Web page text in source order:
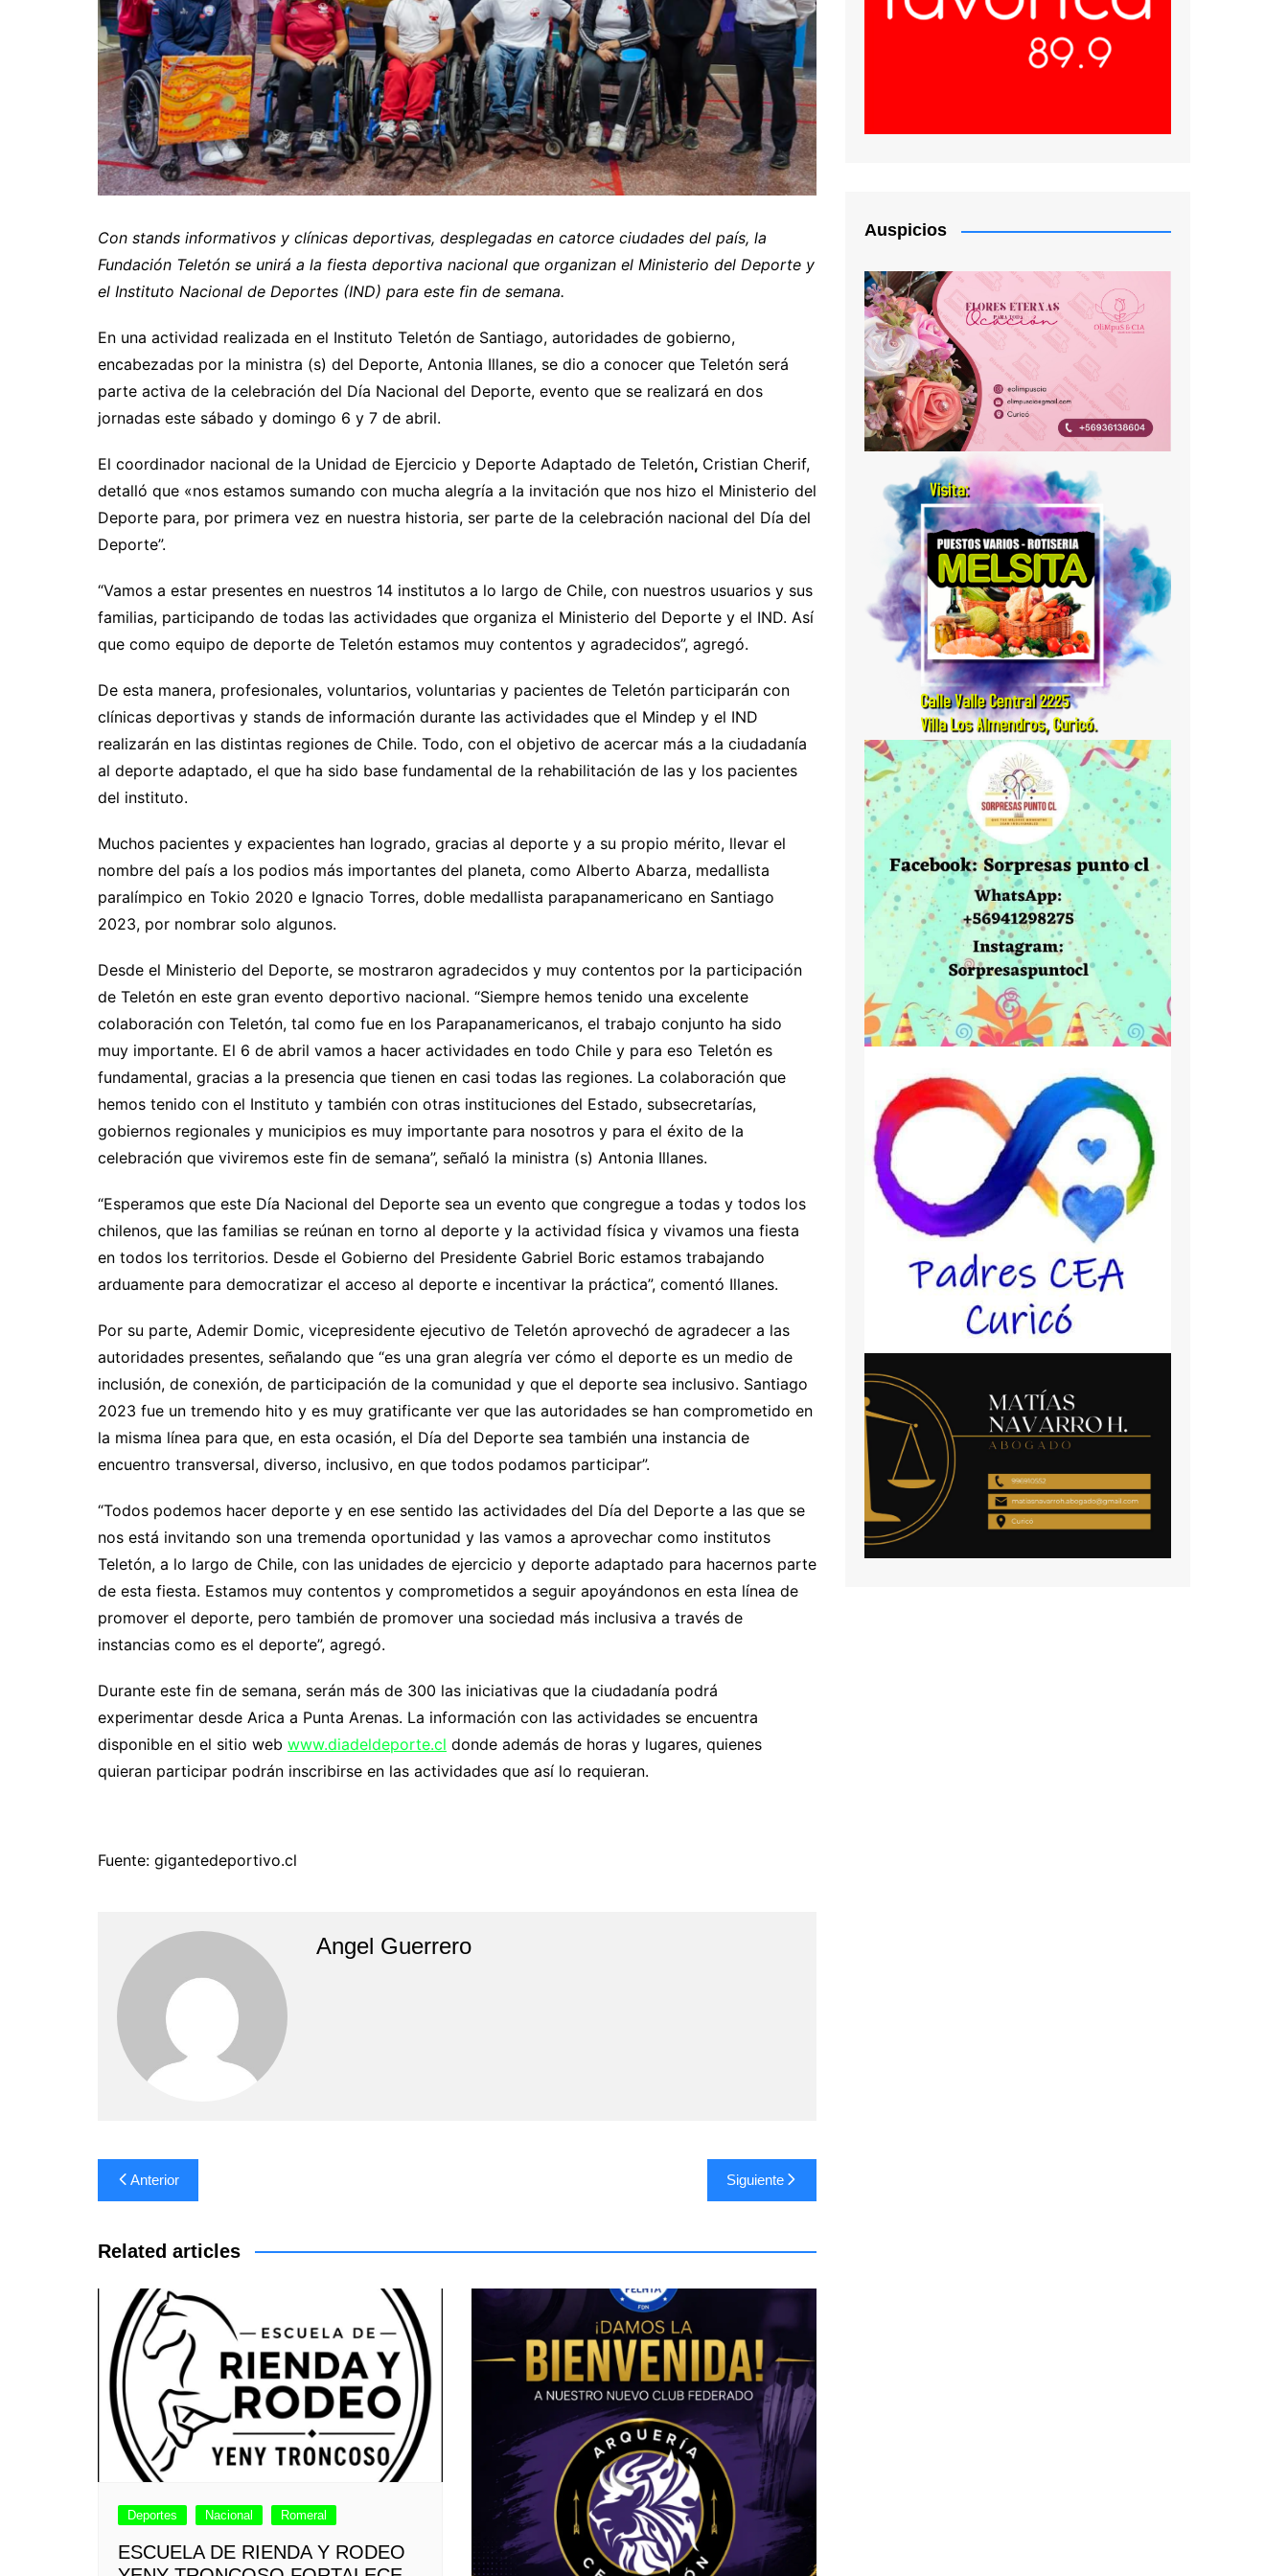
Con stands informativos y clínicas deportivas, desplegadas en catorce ciudades del país, la
Fundación Teletón se unirá a la fiesta deportiva nacional que organizan el Ministerio del Deporte y
el Instituto Nacional de Deportes (IND) para este fin de semana.
En una actividad realizada en el Instituto Teletón de Santiago, autoridades de gobierno,
encabezadas por la ministra (s) del Deporte, Antonia Illanes, se dio a conocer que Teletón será
parte activa de la celebración del Día Nacional del Deporte, evento que se realizará en dos
jornadas este sábado y domingo 6 y 7 de abril.
El coordinador nacional de la Unidad de Ejercicio y Deporte Adaptado de Teletón, Cristian Cherif,
detalló que «nos estamos sumando con mucha alegría a la invitación que nos hizo el Ministerio del
Deporte para, por primera vez en nuestra historia, ser parte de la celebración nacional del Día del
Deporte”.
“Vamos a estar presentes en nuestros 14 institutos a lo largo de Chile, con nuestros usuarios y sus
familias, participando de todas las actividades que organiza el Ministerio del Deporte y el IND. Así
que como equipo de deporte de Teletón estamos muy contentos y agradecidos”, agregó.
De esta manera, profesionales, voluntarios, voluntarias y pacientes de Teletón participarán con
clínicas deportivas y stands de información durante las actividades que el Mindep y el IND
realizarán en las distintas regiones de Chile. Todo, con el objetivo de acercar más a la ciudadanía
al deporte adaptado, el que ha sido base fundamental de la rehabilitación de las y los pacientes
del instituto.
Muchos pacientes y expacientes han logrado, gracias al deporte y a su propio mérito, llevar el
nombre del país a los podios más importantes del planeta, como Alberto Abarza, medallista
paralímpico en Tokio 2020 e Ignacio Torres, doble medallista parapanamericano en Santiago
2023, por nombrar solo algunos.
Desde el Ministerio del Deporte, se mostraron agradecidos y muy contentos por la participación
de Teletón en este gran evento deportivo nacional. “Siempre hemos tenido una excelente
colaboración con Teletón, tal como fue en los Parapanamericanos, el trabajo conjunto ha sido
muy importante. El 6 de abril vamos a hacer actividades en todo Chile y para eso Teletón es
fundamental, gracias a la presencia que tienen en casi todas las regiones. La colaboración que
hemos tenido con el Instituto y también con otras instituciones del Estado, subsecretarías,
gobiernos regionales y municipios es muy importante para nosotros y para el éxito de la
celebración que viviremos este fin de semana”, señaló la ministra (s) Antonia Illanes.
“Esperamos que este Día Nacional del Deporte sea un evento que congregue a todas y todos los
chilenos, que las familias se reúnan en torno al deporte y la actividad física y vivamos una fiesta
en todos los territorios. Desde el Gobierno del Presidente Gabriel Boric estamos trabajando
arduamente para democratizar el acceso al deporte e incentivar la práctica”, comentó Illanes.
Por su parte, Ademir Domic, vicepresidente ejecutivo de Teletón aprovechó de agradecer a las
autoridades presentes, señalando que “es una gran alegría ver cómo el deporte es un medio de
inclusión, de conexión, de participación de la comunidad y que el deporte sea inclusivo. Santiago
2023 fue un tremendo hito y es muy gratificante ver que las autoridades se han comprometido en
la misma línea para que, en esta ocasión, el Día del Deporte sea también una instancia de
encuentro transversal, diverso, inclusivo, en que todos podamos participar”.
“Todos podemos hacer deporte y en ese sentido las actividades del Día del Deporte a las que se
nos está invitando son una tremenda oportunidad y las vamos a aprovechar como institutos
Teletón, a lo largo de Chile, con las unidades de ejercicio y deporte adaptado para hacernos parte
de esta fiesta. Estamos muy contentos y comprometidos a seguir apoyándonos en esta línea de
promover el deporte, pero también de promover una sociedad más inclusiva a través de
instancias como es el deporte”, agregó.
Durante este fin de semana, serán más de 300 las iniciativas que la ciudadanía podrá
experimentar desde Arica a Punta Arenas. La información con las actividades se encuentra
disponible en el sitio web www.diadeldeporte.cl donde además de horas y lugares, quienes
quieran participar podrán inscribirse en las actividades que así lo requieran.
Fuente: gigantedeportivo.cl
Angel Guerrero
Navegación
de
entradas
Anterior Siguiente
Related articles
Deportes Nacional Romeral
ESCUELA DE RIENDA Y RODEO
Auspicios